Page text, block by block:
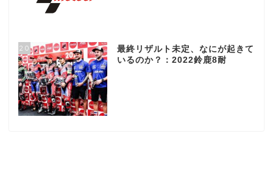
20
最終リザルト未定、なにが起きて
いるのか？：2022鈴鹿8耐